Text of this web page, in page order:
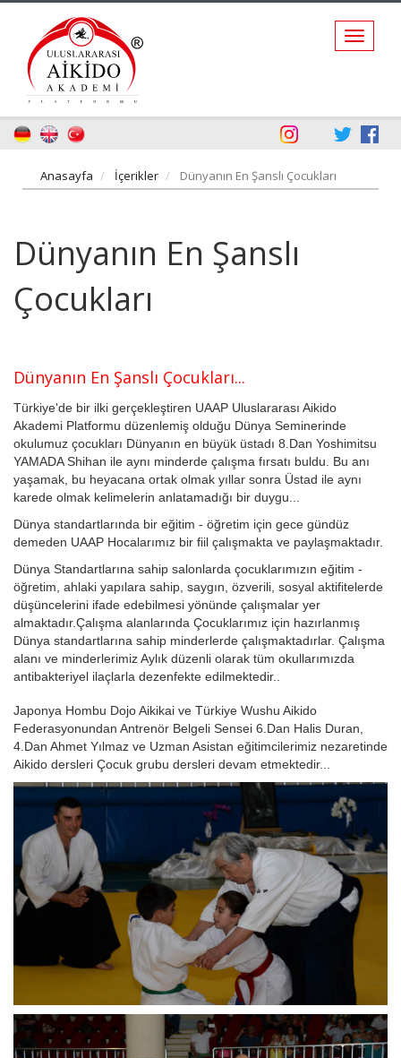
Anasayfa İçerikler Dünyanın En Şanslı Çocukları
Dünyanın En Şanslı
Çocukları
Dünyanın En Şanslı Çocukları...
Türkiye'de bir ilki gerçekleştiren UAAP Uluslararası Aikido
Akademi Platformu düzenlemiş olduğu Dünya Seminerinde
okulumuz çocukları Dünyanın en büyük üstadı 8.Dan Yoshimitsu
YAMADA Shihan ile aynı minderde çalışma fırsatı buldu. Bu anı
yaşamak, bu heyacana ortak olmak yıllar sonra Üstad ile aynı
karede olmak kelimelerin anlatamadığı bir duygu...
Dünya standartlarında bir eğitim - öğretim için gece gündüz
demeden UAAP Hocalarımız bir fiil çalışmakta ve paylaşmaktadır.
Dünya Standartlarına sahip salonlarda çocuklarımızın eğitim -
öğretim, ahlaki yapılara sahip, saygın, özverili, sosyal aktifitelerde
düşüncelerini ifade edebilmesi yönünde çalışmalar yer
almaktadır.Çalışma alanlarında Çocuklarımız için hazırlanmış
Dünya standartlarına sahip minderlerde çalışmaktadırlar. Çalışma
alanı ve minderlerimiz Aylık düzenli olarak tüm okullarımızda
antibakteriyel ilaçlarla dezenfekte edilmektedir..
Japonya Hombu Dojo Aikikai ve Türkiye Wushu Aikido
Federasyonundan Antrenör Belgeli Sensei 6.Dan Halis Duran,
4.Dan Ahmet Yılmaz ve Uzman Asistan eğitimcilerimiz nezaretinde
Aikido dersleri Çocuk grubu dersleri devam etmektedir...